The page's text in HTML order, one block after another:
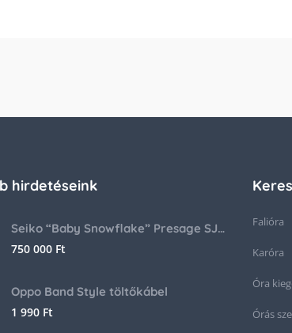
hirdetéseink
Seiko “Baby Snowflake” Presage SJE073J1/SARA015 Limited Edition
750 000 Ft
Oppo Band Style töltőkábel
1 990 Ft
Falióra
Karóra
Óra
Órás